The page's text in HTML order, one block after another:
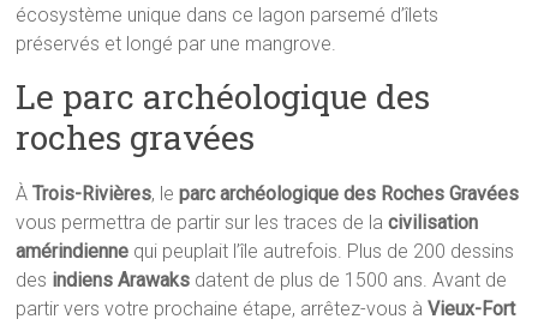
écosystème unique dans ce lagon parsemé d’îlets
préservés et longé par une mangrove.
Le parc archéologique des
roches gravées
ÀTrois-Rivières, leparc archéologique des Roches Gravées
vous permettra de partir sur les traces de lacivilisation
amérindienne qui peuplait l’île autrefois. Plus de 200 dessins
des indiens Arawaks datent de plus de 1500 ans. Avant de
partir vers votre prochaine étape, arrêtez-vous àVieux-Fort